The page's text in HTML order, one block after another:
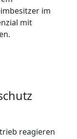
im
mit
reagieren